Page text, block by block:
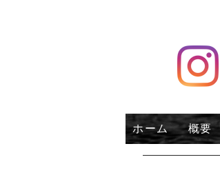
ホーム 概要